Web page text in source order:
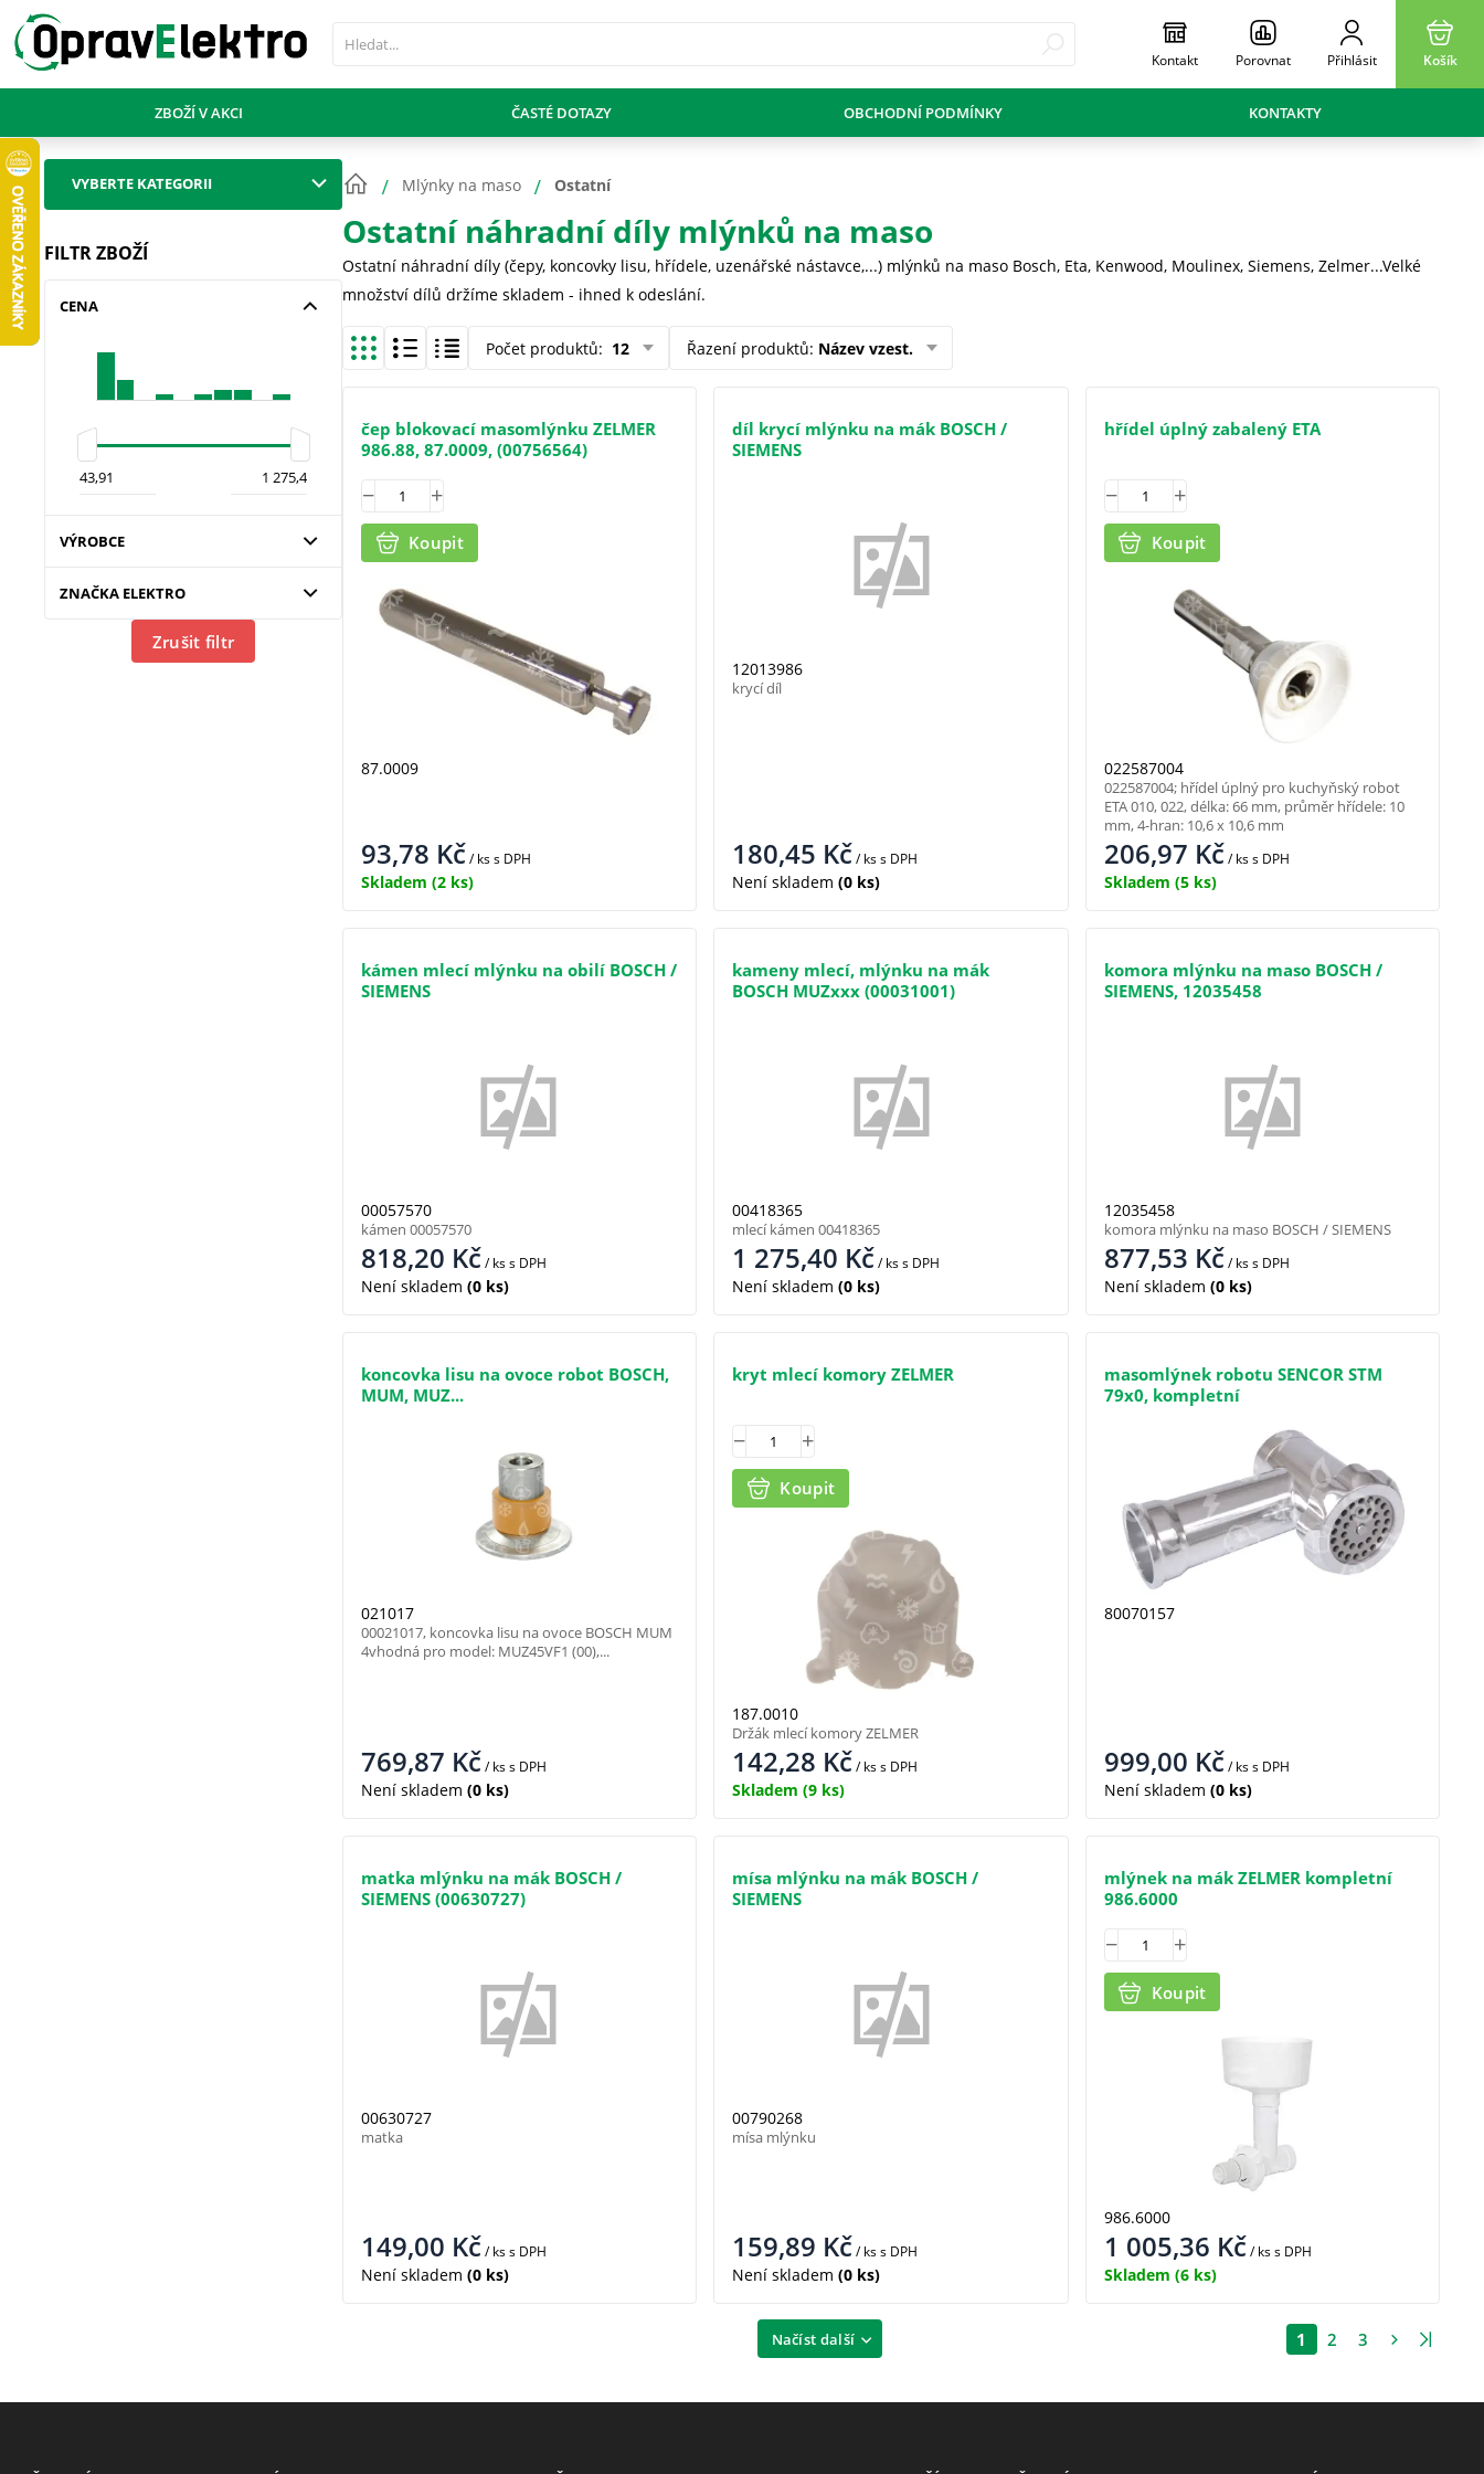
PŘESKOČIT NAVIGACI
Kontakt Porovnat Přihlásit Košík
ZBOŽÍ V AKCI ČASTÉ DOTAZY OBCHODNÍ PODMÍNKY KONTAKTY
VYBERTE KATEGORII
FILTR ZBOŽÍ
CENA
VÝROBCE
ZNAČKA ELEKTRO
Zrušit filtr
Mlýnky na maso Ostatní
Ostatní náhradní díly mlýnků na maso
Ostatní náhradní díly (čepy, koncovky lisu, hřídele, uzenářské nástavce,...) mlýnků na maso Bosch, Eta, Kenwood, Moulinex, Siemens, Zelmer...Velké
množství dílů držíme skladem - ihned k odeslání.
Počet produktů: 12 Řazení produktů: Název vzest.
čep blokovací masomlýnku ZELMER
986.88, 87.0009, (00756564)
87.0009
93,78 Kč/ kss DPH
Skladem (2 ks)
Koupit
díl krycí mlýnku na mák BOSCH /
SIEMENS
12013986
180,45 Kč/ kss DPH
Není skladem (0 ks)
krycí díl
hřídel úplný zabalený ETA
022587004
206,97 Kč/ kss DPH
Skladem (5 ks)
Koupit
022587004; hřídel úplný pro kuchyňský robot
ETA 010, 022, délka: 66 mm, průměr hřídele: 10
mm, 4-hran: 10,6 x 10,6 mm
kámen mlecí mlýnku na obilí BOSCH /
SIEMENS
00057570
818,20 Kč/ kss DPH
Není skladem (0 ks)
kámen 00057570
kameny mlecí, mlýnku na mák
BOSCH MUZxxx (00031001)
00418365
1 275,40 Kč/ kss DPH
Není skladem (0 ks)
mlecí kámen 00418365
komora mlýnku na maso BOSCH /
SIEMENS, 12035458
12035458
877,53 Kč/ kss DPH
Není skladem (0 ks)
komora mlýnku na maso BOSCH / SIEMENS
koncovka lisu na ovoce robot BOSCH,
MUM, MUZ...
021017
769,87 Kč/ kss DPH
Není skladem (0 ks)
00021017, koncovka lisu na ovoce BOSCH MUM
4vhodná pro model: MUZ45VF1 (00),...
kryt mlecí komory ZELMER
187.0010
142,28 Kč/ kss DPH
Skladem (9 ks)
Koupit
Držák mlecí komory ZELMER
masomlýnek robotu SENCOR STM
79x0, kompletní
80070157
999,00 Kč/ kss DPH
Není skladem (0 ks)
matka mlýnku na mák BOSCH /
SIEMENS (00630727)
00630727
149,00 Kč/ kss DPH
Není skladem (0 ks)
matka
mísa mlýnku na mák BOSCH /
SIEMENS
00790268
159,89 Kč/ kss DPH
Není skladem (0 ks)
mísa mlýnku
mlýnek na mák ZELMER kompletní
986.6000
986.6000
1 005,36 Kč/ kss DPH
Skladem (6 ks)
Koupit
Načíst další 1 2 3